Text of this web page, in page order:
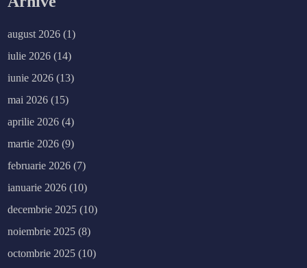
august 2026 (1)
iulie 2026 (14)
iunie 2026 (13)
mai 2026 (15)
aprilie 2026 (4)
martie 2026 (9)
februarie 2026 (7)
ianuarie 2026 (10)
decembrie 2025 (10)
noiembrie 2025 (8)
octombrie 2025 (10)